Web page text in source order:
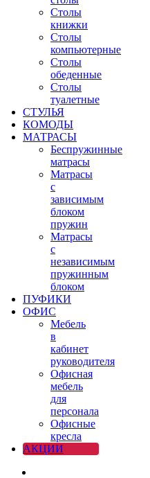
Столы
книжки
Столы
компьютерные
Столы
обеденные
Столы
туалетные
СТУЛЬЯ
КОМОДЫ
МАТРАСЫ
Беспружинные
матрасы
Матрасы
с
зависимым
блоком
пружин
Матрасы
с
независимым
пружинным
блоком
ПУФИКИ
ОФИС
Мебель
в
кабинет
руководителя
Офисная
мебель
для
персонала
Офисные
кресла
АКЦИИ